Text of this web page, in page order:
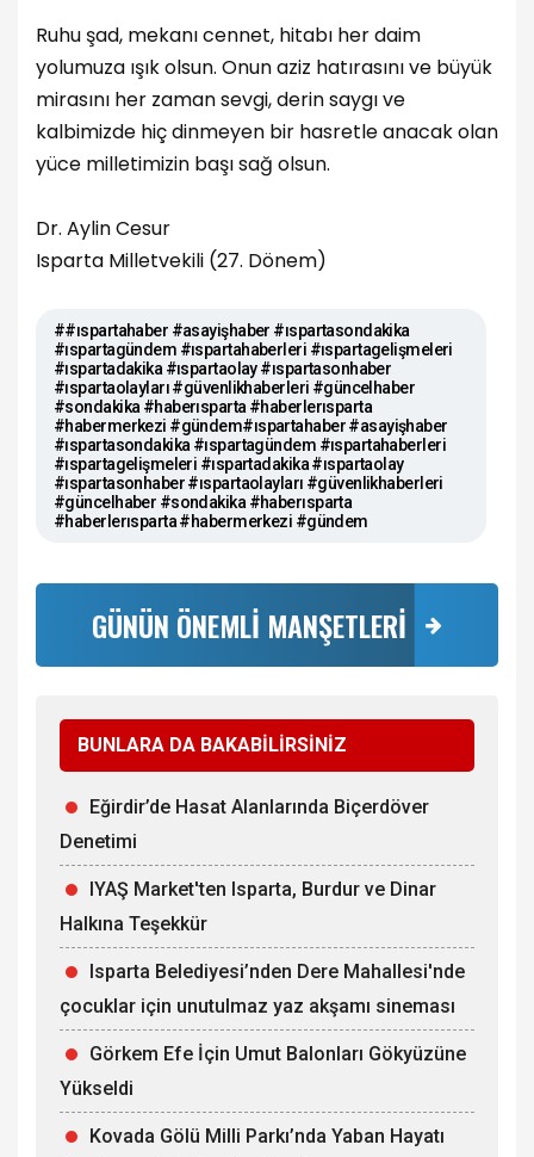
Ruhu şad, mekanı cennet, hitabı her daim
yolumuza ışık olsun. Onun aziz hatırasını ve büyük
mirasını her zaman sevgi, derin saygı ve
kalbimizde hiç dinmeyen bir hasretle anacak olan
yüce milletimizin başı sağ olsun.
Dr. Aylin Cesur
Isparta Milletvekili (27. Dönem)
##ıspartahaber #asayişhaber #ıspartasondakika
#ıspartagündem #ıspartahaberleri #ıspartagelişmeleri
#ıspartadakika #ıspartaolay #ıspartasonhaber
#ıspartaolayları #güvenlikhaberleri #güncelhaber
#sondakika #haberısparta #haberlerısparta
#habermerkezi #gündem#ıspartahaber #asayişhaber
#ıspartasondakika #ıspartagündem #ıspartahaberleri
#ıspartagelişmeleri #ıspartadakika #ıspartaolay
#ıspartasonhaber #ıspartaolayları #güvenlikhaberleri
#güncelhaber #sondakika #haberısparta
#haberlerısparta #habermerkezi #gündem
GÜNÜN ÖNEMLİ MANŞETLERİ
BUNLARA DA BAKABİLİRSİNİZ
Eğirdir’de Hasat Alanlarında Biçerdöver
Denetimi
IYAŞ Market'ten Isparta, Burdur ve Dinar
Halkına Teşekkür
Isparta Belediyesi’nden Dere Mahallesi'nde
çocuklar için unutulmaz yaz akşamı sineması
Görkem Efe İçin Umut Balonları Gökyüzüne
Yükseldi
Kovada Gölü Milli Parkı’nda Yaban Hayatı